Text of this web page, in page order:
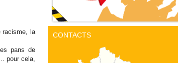
CONTACTS
racisme, la
pans de
pour cela,